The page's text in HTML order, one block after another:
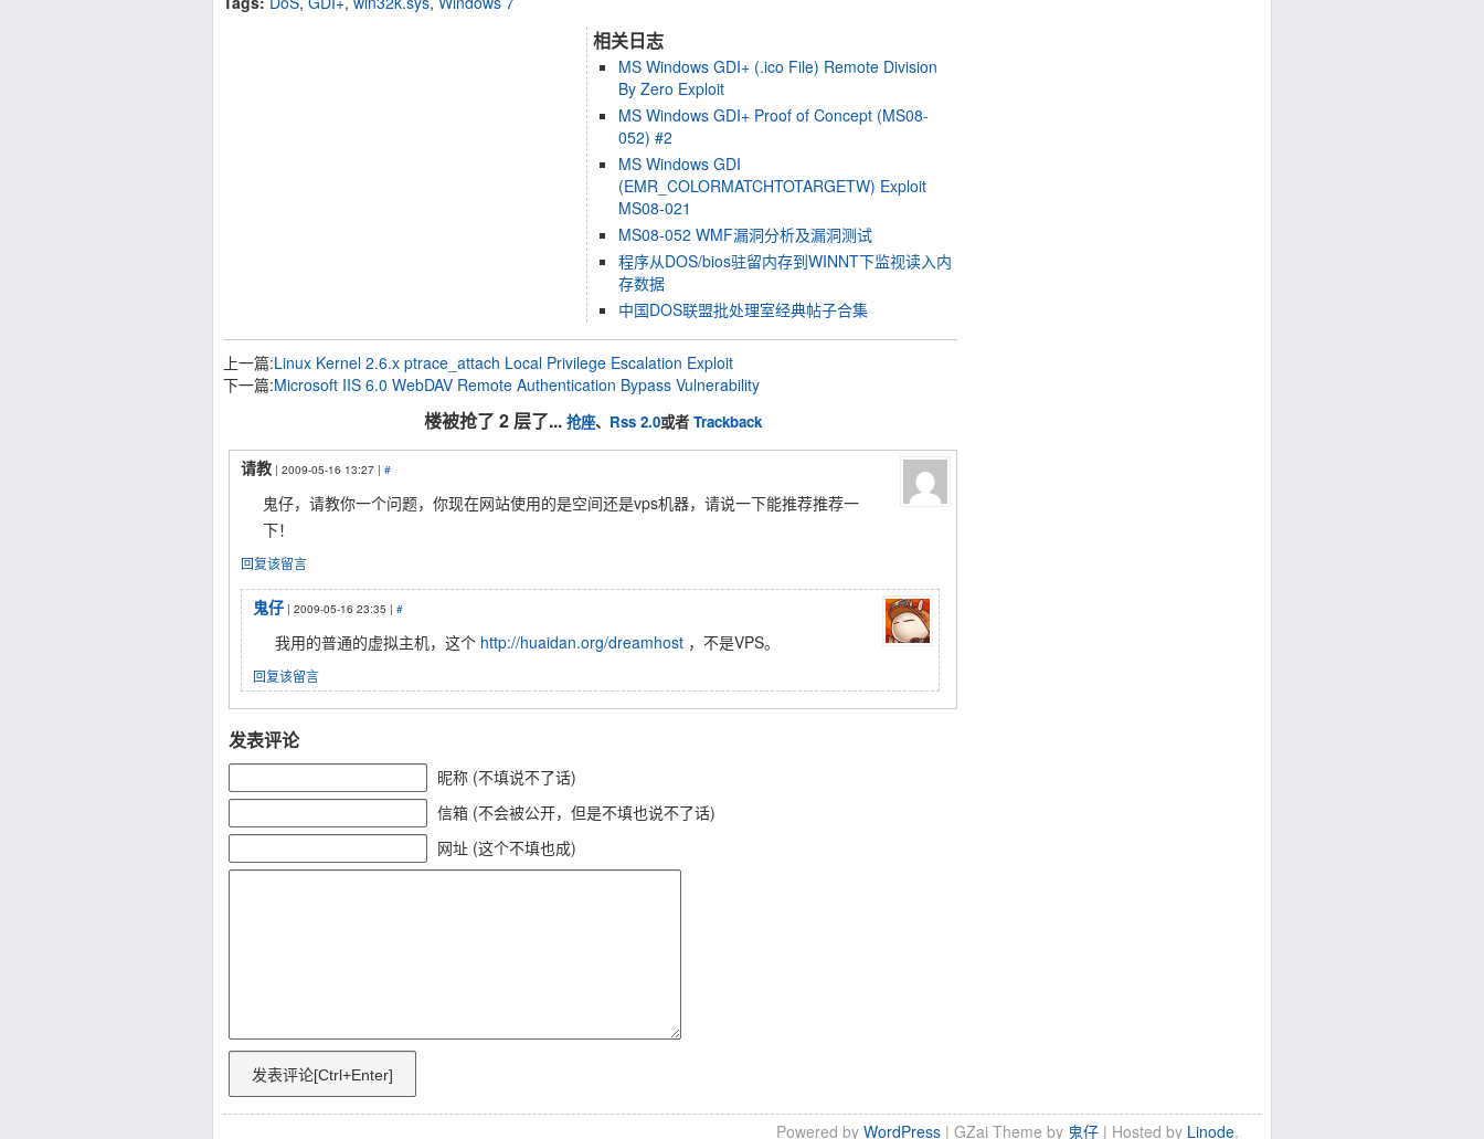
相关日志
MS Windows GDI+ (.ico File) Remote Division
By Zero Exploit
MS Windows GDI+ Proof of Concept (MS08-
052) #2
MS Windows GDI
(EMR_COLORMATCHTOTARGETW) Exploit
MS08-021
MS08-052 WMF漏洞分析及漏洞测试
程序从DOS/bios驻留内存到WINNT下监视读入内
存数据
中国DOS联盟批处理室经典帖子合集
上一篇:Linux Kernel 2.6.x ptrace_attach Local Privilege Escalation Exploit
下一篇:Microsoft IIS 6.0 WebDAV Remote Authentication Bypass Vulnerability
楼被抢了 2 层了... 抢座、 Rss 2.0或者 Trackback
请教 | 2009-05-16 13:27 | #
鬼仔，请教你一个问题，你现在网站使用的是空间还是vps机器，请说一下能推荐推荐一
下！
回复该留言
鬼仔 | 2009-05-16 23:35 | #
我用的普通的虚拟主机，这个 http://huaidan.org/dreamhost ，不是VPS。
回复该留言
发表评论
昵称 (不填说不了话)
信箱 (不会被公开，但是不填也说不了话)
网址 (这个不填也成)
Powered by WordPress | GZai Theme by 鬼仔 | Hosted by Linode.